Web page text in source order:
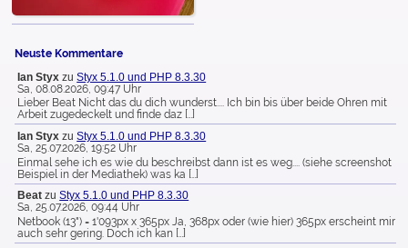
Neuste Kommentare
Ian Styx zuStyx 5.1.0 und PHP 8.3.30
Sa, 08.08.2026, 09:47 Uhr
Lieber Beat Nicht das du dich wunderst.... Ich bin bis über beide Ohren mit
Arbeit zugedeckelt und finde daz […]
Ian Styx zuStyx 5.1.0 und PHP 8.3.30
Sa, 25.07.2026, 19:52 Uhr
Einmal sehe ich es wie du beschreibst dann ist es weg.... (siehe screenshot
Beispiel in der Mediathek) was ka […]
Beat zuStyx 5.1.0 und PHP 8.3.30
Sa, 25.07.2026, 09:44 Uhr
Netbook (13") = 1'093px x 365px Ja, 368px oder (wie hier) 365px erscheint mir
auch sehr gering. Doch ich kan […]